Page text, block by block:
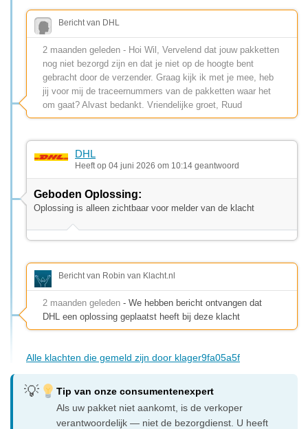
Bericht van DHL
2 maanden geleden - Hoi Wil, Vervelend dat jouw pakketten
nog niet bezorgd zijn en dat je niet op de hoogte bent
gebracht door de verzender. Graag kijk ik met je mee, heb
jij voor mij de traceernummers van de pakketten waar het
om gaat? Alvast bedankt. Vriendelijke groet, Ruud
DHL
Heeft op 04 juni 2026 om 10:14 geantwoord
Geboden Oplossing:
Oplossing is alleen zichtbaar voor melder van de klacht
Bericht van Robin van Klacht.nl
2 maanden geleden - We hebben bericht ontvangen dat
DHL een oplossing geplaatst heeft bij deze klacht
Alle klachten die gemeld zijn door klager9fa05a5f
Tip van onze consumentenexpert
Als uw pakket niet aankomt, is de verkoper
verantwoordelijk — niet de bezorgdienst. U heeft